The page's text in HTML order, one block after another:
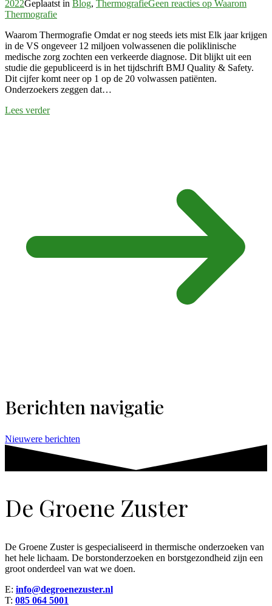
2022Geplaatst in Blog, ThermografieGeen reacties op Waarom
Thermografie
Waarom Thermografie Omdat er nog steeds iets mist Elk jaar krijgen
in de VS ongeveer 12 miljoen volwassenen die poliklinische
medische zorg zochten een verkeerde diagnose. Dit blijkt uit een
studie die gepubliceerd is in het tijdschrift BMJ Quality & Safety.
Dit cijfer komt neer op 1 op de 20 volwassen patiënten.
Onderzoekers zeggen dat…
Lees verder
Berichten navigatie
Nieuwere berichten
De Groene Zuster
De Groene Zuster is gespecialiseerd in thermische onderzoeken van
het hele lichaam. De borstonderzoeken en borstgezondheid zijn een
groot onderdeel van wat we doen.
E: info@degroenezuster.nl
T: 085 064 5001